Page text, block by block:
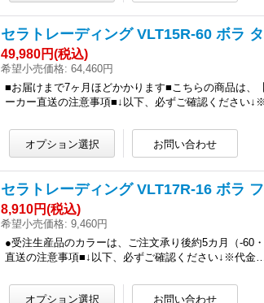
セラトレーディング VLT15R-60 ボラ
49,980円(税込)
希望小売価格: 64,460円
■お届けまで7ヶ月ほどかかります■こちらの商品は、
ーカー直送の注意事項■↓以下、必ずご確認ください
セラトレーディング VLT17R-16 ボラ
8,910円(税込)
希望小売価格: 9,460円
●受注生産品のカラーは、ご注文承り後約5カ月（-60
直送の注意事項■↓以下、必ずご確認ください↓※代金…